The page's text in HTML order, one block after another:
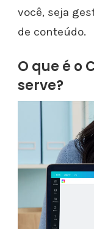
você, seja
de conteúdo.
O que é o
serve?
c
a
o